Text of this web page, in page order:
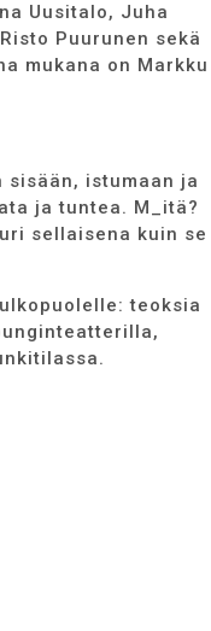
Uusitalo, Juha
Puurunen sekä
mukana on Markku
sisään, istumaan ja
ja tuntea. M_itä?
sellaisena kuin se
teoksia